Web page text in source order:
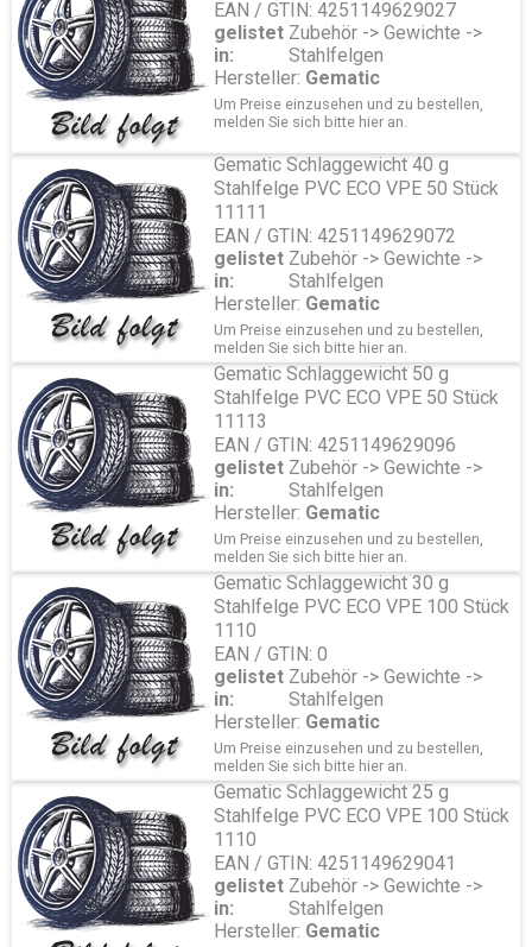
Stahl
LKW
Tieflader
Oldtimer
Reifen
Schläuche
EAN / GTIN: 4251149629027
gelistet
in:
Zubehör -> Gewichte ->
Stahlfelgen
Hersteller: Gematic
Um Preise einzusehen und zu bestellen,
melden Sie sich bitte hier an.
Gematic Schlaggewicht 40 g
Stahlfelge PVC ECO VPE 50 Stück
11111
EAN / GTIN: 4251149629072
gelistet
in:
Zubehör -> Gewichte ->
Stahlfelgen
Hersteller: Gematic
Um Preise einzusehen und zu bestellen,
melden Sie sich bitte hier an.
Gematic Schlaggewicht 50 g
Stahlfelge PVC ECO VPE 50 Stück
11113
EAN / GTIN: 4251149629096
gelistet
in:
Zubehör -> Gewichte ->
Stahlfelgen
Hersteller: Gematic
Um Preise einzusehen und zu bestellen,
melden Sie sich bitte hier an.
Gematic Schlaggewicht 30 g
Stahlfelge PVC ECO VPE 100 Stück
1110
EAN / GTIN: 0
gelistet
in:
Zubehör -> Gewichte ->
Stahlfelgen
Hersteller: Gematic
Um Preise einzusehen und zu bestellen,
melden Sie sich bitte hier an.
Gematic Schlaggewicht 25 g
Stahlfelge PVC ECO VPE 100 Stück
1110
EAN / GTIN: 4251149629041
gelistet
in:
Zubehör -> Gewichte ->
Stahlfelgen
Hersteller: Gematic